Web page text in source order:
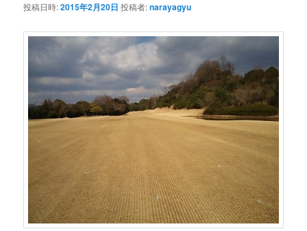
投稿日時:2015年2月20日 投稿者:narayagyu